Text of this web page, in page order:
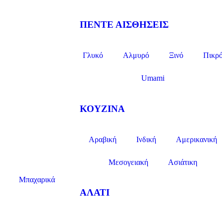
Μπαχαρικά
ΠΕΝΤΕ ΑΙΣΘΗΣΕΙΣ
Γλυκό Αλμυρό Ξινό
Umami
ΚΟΥΖΙΝΑ
Αραβική Ινδική Αμερικανική
Μεσογειακή Ασιάτικη
ΑΛΑΤΙ